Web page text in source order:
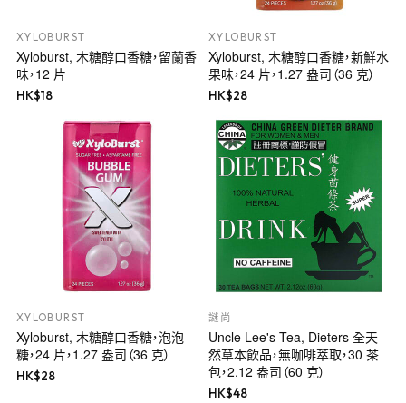
XYLOBURST
Xyloburst, 木糖醇口香糖，留蘭香
味，12 片
HK$18
XYLOBURST
Xyloburst, 木糖醇口香糖，新鮮水
果味，24 片，1.27 盎司（36 克）
HK$28
XYLOBURST
Xyloburst, 木糖醇口香糖，泡泡
糖，24 片，1.27 盎司（36 克）
HK$28
謎尚
Uncle Lee's Tea, Dieters 全天
然草本飲品，無咖啡萃取，30 茶
包，2.12 盎司（60 克）
HK$48